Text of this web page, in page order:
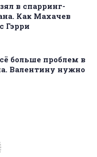
в спарринг-
Как Махачев
Гэрри
больше проблем в
Валентину нужно